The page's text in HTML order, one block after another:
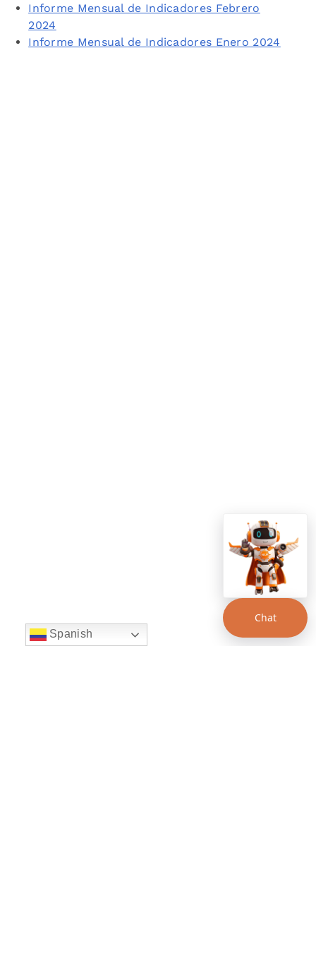
Informe Mensual de Indicadores Febrero
2024
Informe Mensual de Indicadores Enero 2024
Spanish
Chat